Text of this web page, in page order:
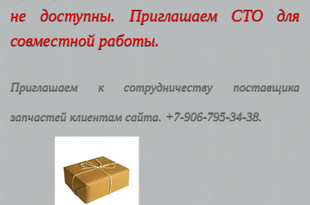
не доступны. Приглашаем СТО для
совместной работы.
Приглашаем к сотрудничеству поставщика
запчастей клиентам сайта. +7-906-795-34-38.